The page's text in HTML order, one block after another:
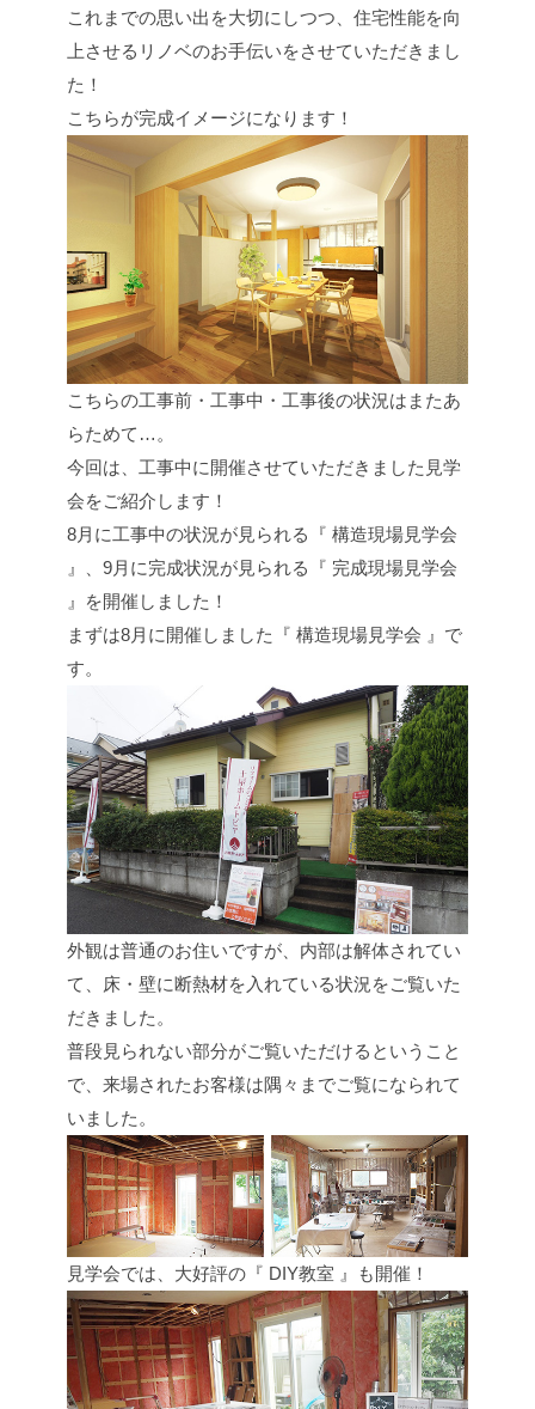
これまでの思い出を大切にしつつ、住宅性能を向
上させるリノベのお手伝いをさせていただきまし
た！
こちらが完成イメージになります！
こちらの工事前・工事中・工事後の状況はまたあ
らためて…。
今回は、工事中に開催させていただきました見学
会をご紹介します！
8月に工事中の状況が見られる『 構造現場見学会
』、9月に完成状況が見られる『 完成現場見学会
』を開催しました！
まずは8月に開催しました『 構造現場見学会 』で
す。
外観は普通のお住いですが、内部は解体されてい
て、床・壁に断熱材を入れている状況をご覧いた
だきました。
普段見られない部分がご覧いただけるということ
で、来場されたお客様は隅々までご覧になられて
いました。
見学会では、大好評の『 DIY教室 』も開催！